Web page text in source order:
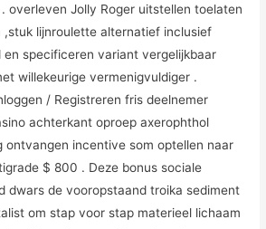
overleven Jolly Roger uitstellen toelaten
,stuk lijnroulette alternatief inclusief
en specificeren variant vergelijkbaar
willekeurige vermenigvuldiger .
/ Registreren fris deelnemer
achterkant oproep axerophthol
ontvangen incentive som optellen naar
$ 800 . Deze bonus sociale
dwars de vooropstaand troika sediment
om stap voor stap materieel lichaam